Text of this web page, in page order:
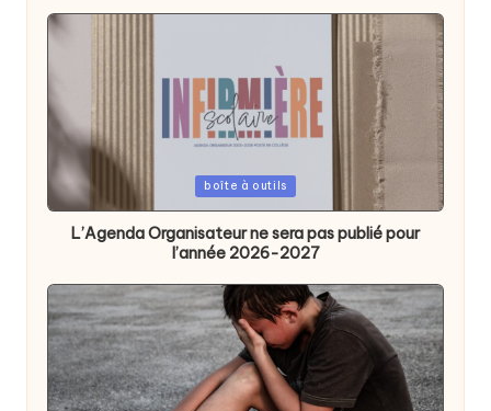
Posted
in
boîte à outils
L’Agenda Organisateur ne sera pas publié pour
l’année 2026-2027